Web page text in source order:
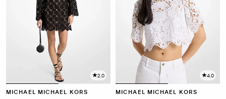
2.0
MICHAEL MICHAEL KORS
4.0
MICHAEL MICHAEL KORS